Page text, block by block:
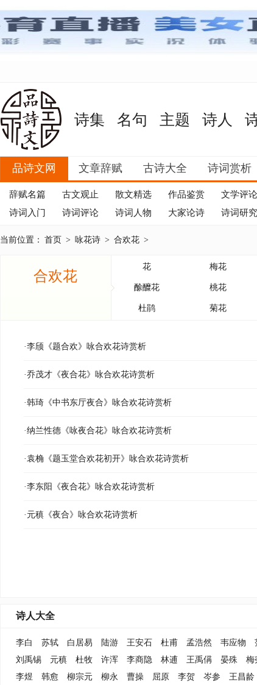
诗集 名句 主题 诗人
品诗文网 文章辞赋 古诗大全 诗词赏析
辞赋名篇 古文观止 散文精选 作品鉴赏 文学评论
诗词入门
诗词评论 诗词人物 大家论诗 诗词研究
当前位置： 首页 > 咏花诗 > 合欢花 >
合欢花
花 梅花
酴醾花 桃花
杜鹃 菊花
·李颀《题合欢》咏合欢花诗赏析
·乔茂才《夜合花》咏合欢花诗赏析
·韩琦《中书东厅夜合》咏合欢花诗赏析
·纳兰性德《咏夜合花》咏合欢花诗赏析
·袁桷《题玉堂合欢花初开》咏合欢花诗赏析
·李东阳《夜合花》咏合欢花诗赏析
·元稹《夜合》咏合欢花诗赏析
诗人大全
李白 苏轼 白居易 陆游 王安石 杜甫 孟浩然 韦应物
刘禹锡
元稹 杜牧 许浑 李商隐 林逋 王禹偁 晏殊 梅
李煜
韩愈 柳宗元 柳永 曹操 屈原 李贺 岑参 王昌龄